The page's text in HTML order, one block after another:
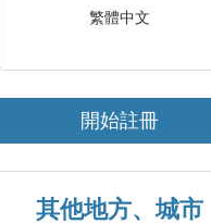
繁體中文
開始註冊
其他地方、城市